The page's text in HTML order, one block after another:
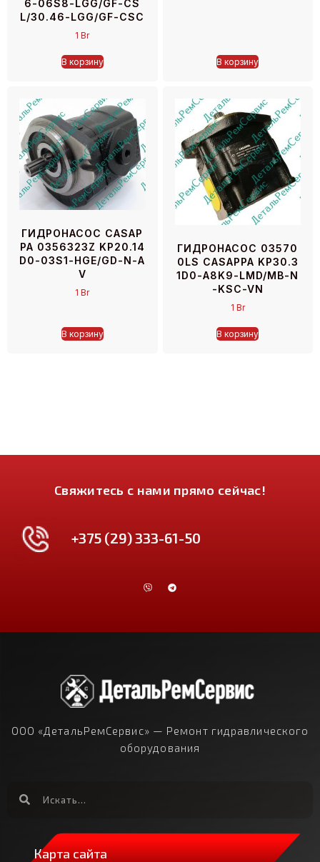
6-06S8-LGG/GF-CS
L/30.46-LGG/GF-CSC
1Br
В корзину В корзину
ГИДРОНАСОС CASAP
PA 0356323Z KP20.14
D0-03S1-HGE/GD-N-A
V
1Br
В корзину
ГИДРОНАСОС 03570
0LS CASAPPA KP30.3
1D0-A8K9-LMD/MB-N
-KSC-VN
1 Br
В корзину
Свяжитесь с нами прямо сейчас!
+375 (29) 333-61-50
ООО «ДетальРемСервис» — Ремонт гидравлического
оборудования
Карта сайта